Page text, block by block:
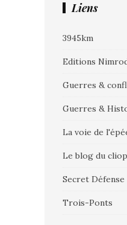
Liens
3945km
Editions
Guerres &
Guerres &
La voie de
Le blog du
Secret Défense
Trois-Ponts